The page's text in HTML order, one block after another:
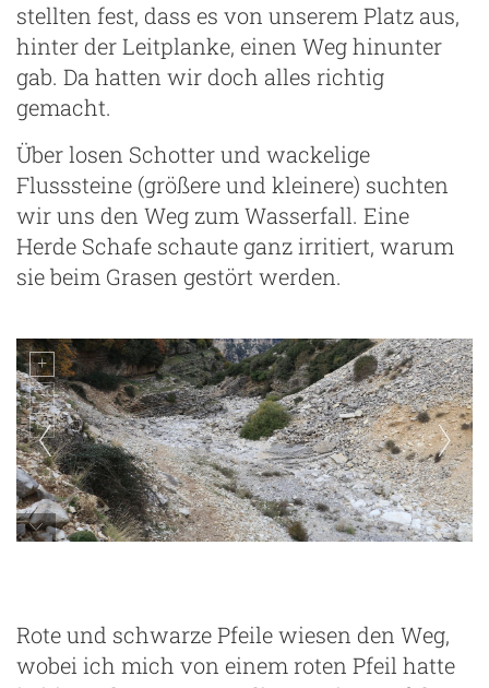
stellten fest, dass es von unserem Platz aus,
hinter der Leitplanke, einen Weg hinunter
gab. Da hatten wir doch alles richtig
gemacht.
Über losen Schotter und wackelige
Flusssteine (größere und kleinere) suchten
wir uns den Weg zum Wasserfall. Eine
Herde Schafe schaute ganz irritiert, warum
sie beim Grasen gestört werden.
Rote und schwarze Pfeile wiesen den Weg,
wobei ich mich von einem roten Pfeil hatte